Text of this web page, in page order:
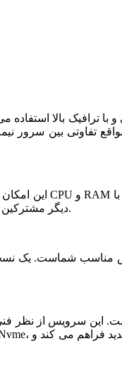
ترافیک بالا
تفاوتی بین
دیگر مشترکین استفاده شود. این سرویس مناسب فروشگاه های خاص، پربازدید با نیازمندی های بخصوص است.